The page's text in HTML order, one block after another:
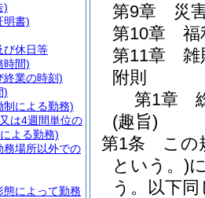
第9章
災
第10章
福
第11章
雑
附則
第1章
(趣旨)
第1条
この
という。)
う。以下同
)
明書)
び休日等
時間)
終業の時刻)
)
制による勤務)
は4週間単位の
よる勤務)
務場所以外での
態によって勤務